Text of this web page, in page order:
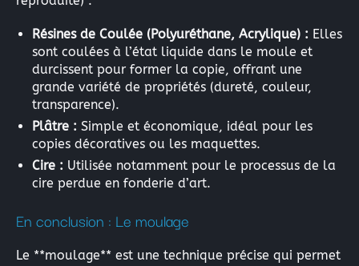
Résines de Coulée (Polyuréthane, Acrylique) : Elles
sont coulées à l’état liquide dans le moule et
durcissent pour former la copie, offrant une
grande variété de propriétés (dureté, couleur,
transparence).
Plâtre : Simple et économique, idéal pour les
copies décoratives ou les maquettes.
Cire : Utilisée notamment pour le processus de la
cire perdue en fonderie d’art.
En conclusion : Le moulage
Le **moulage** est une technique précise qui permet